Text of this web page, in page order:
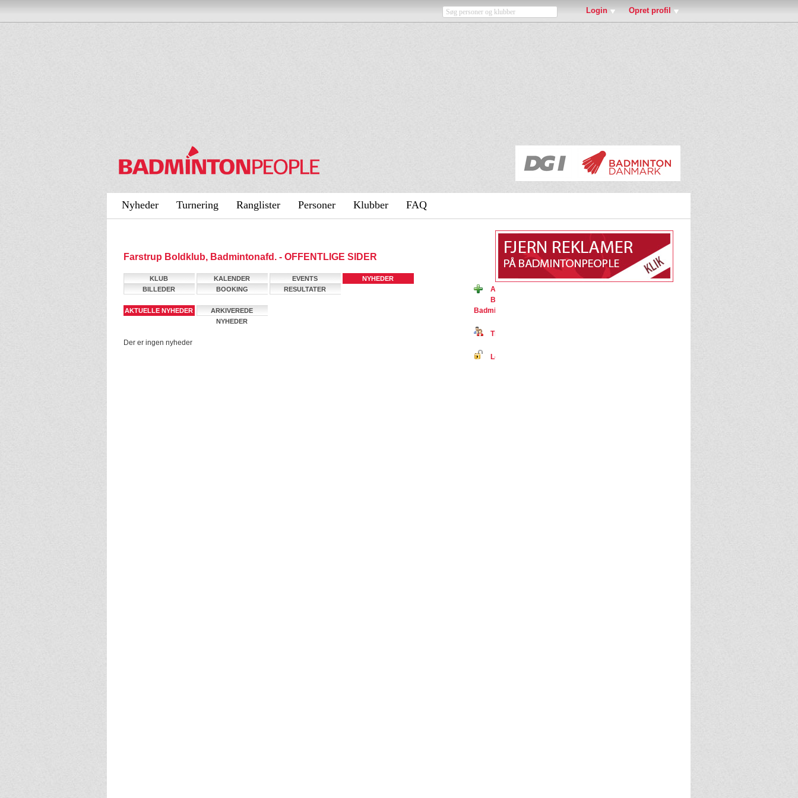
Login Opret profil
Nyheder Turnering Ranglister Personer Klubber FAQ
Farstrup Boldklub, Badmintonafd. - OFFENTLIGE SIDER
KLUB KALENDER EVENTS
NYHEDER
BILLEDER
BOOKING RESULTATER
AKTUELLE NYHEDER
ARKIVEREDE
NYHEDER
Der er ingen nyheder
Ansøg om medlemsskab af Farstrup
Boldklub, Badmintonafd. på
BadmintonPeople
Tilmeld dig BadmintonPeople
Log ind på BadmintonPeople